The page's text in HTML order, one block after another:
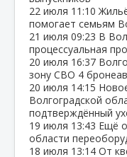
22 июля 11:10
помогает семьям
21 июля 09:23 В
процессуальная
20 июля 16:37
зону СВО 4
20 июля 14:15
Волгоградской
подтверждённый
19 июля 13:43 Ещё
области
18 июля 13:14 От